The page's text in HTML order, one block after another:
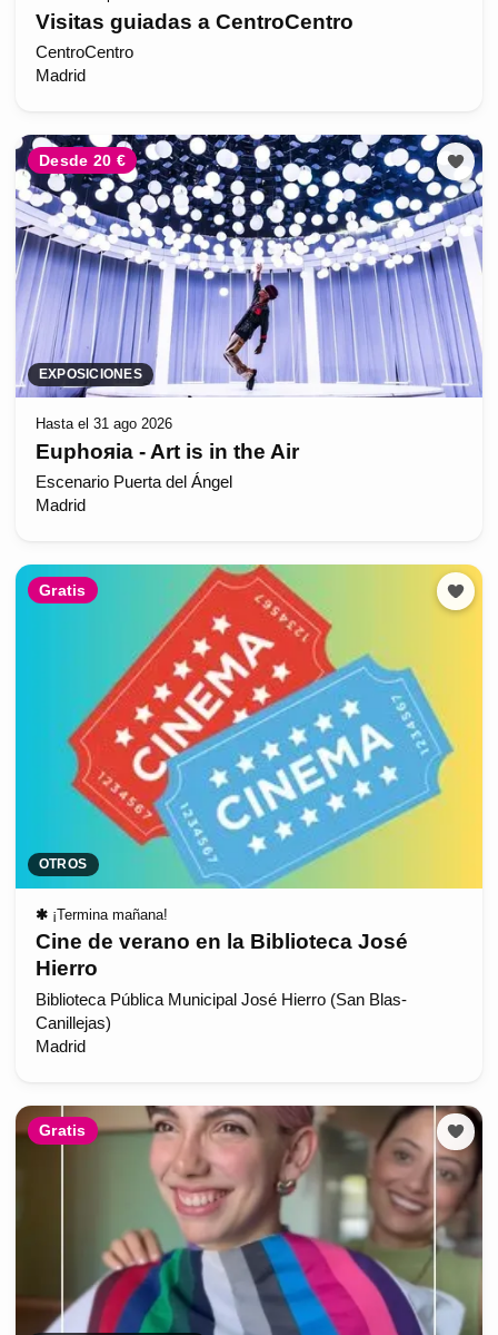
Visitas guiadas a CentroCentro
CentroCentro
Madrid
Desde 20 €
EXPOSICIONES
Hasta el 31 ago 2026
Euphoяia - Art is in the Air
Escenario Puerta del Ángel
Madrid
Gratis
OTROS
✱ ¡Termina mañana!
Cine de verano en la Biblioteca José
Hierro
Biblioteca Pública Municipal José Hierro (San Blas-
Canillejas)
Madrid
Gratis